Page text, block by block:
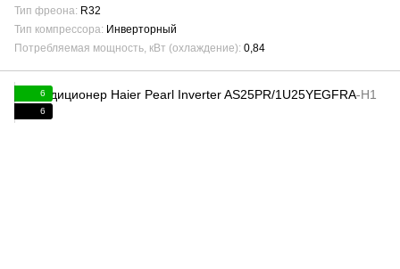
Тип фреона R32
Тип компрессора Инверторный
Потребляемая мощность, кВт (охлаждение) 0,84
6
6